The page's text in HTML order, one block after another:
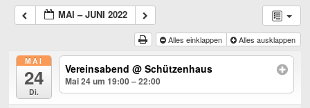
MAI – JUNI 2022
Alles einklappen Alles ausklappen
MAI
24
Di.
Vereinsabend @ Schützenhaus
Mai 24 um 19:00 – 22:00